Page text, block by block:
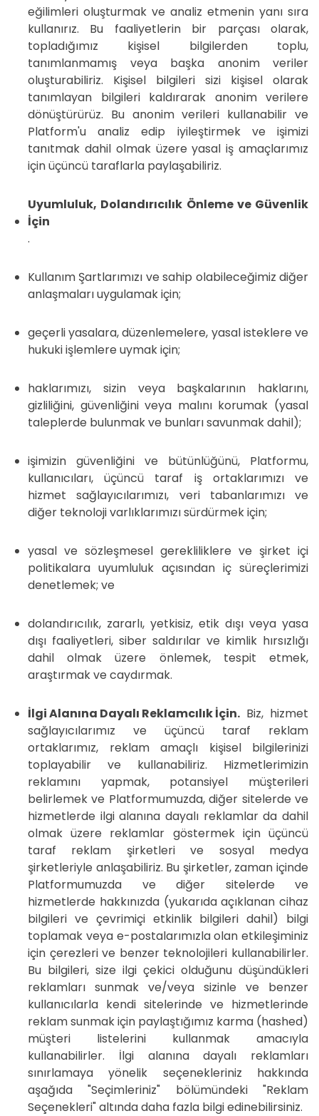
eğilimleri oluşturmak ve analiz etmenin yanı sıra
kullanırız. Bu faaliyetlerin bir parçası olarak,
topladığımız kişisel bilgilerden toplu,
tanımlanmamış veya başka anonim veriler
oluşturabiliriz. Kişisel bilgileri sizi kişisel olarak
tanımlayan bilgileri kaldırarak anonim verilere
dönüştürürüz. Bu anonim verileri kullanabilir ve
Platform'u analiz edip iyileştirmek ve işimizi
tanıtmak dahil olmak üzere yasal iş amaçlarımız
için üçüncü taraflarla paylaşabiliriz.
Uyumluluk, Dolandırıcılık Önleme ve Güvenlik
İçin
.
Kullanım Şartlarımızı ve sahip olabileceğimiz diğer
anlaşmaları uygulamak için;
geçerli yasalara, düzenlemelere, yasal isteklere ve
hukuki işlemlere uymak için;
haklarımızı, sizin veya başkalarının haklarını,
gizliliğini, güvenliğini veya malını korumak (yasal
taleplerde bulunmak ve bunları savunmak dahil);
işimizin güvenliğini ve bütünlüğünü, Platformu,
kullanıcıları, üçüncü taraf iş ortaklarımızı ve
hizmet sağlayıcılarımızı, veri tabanlarımızı ve
diğer teknoloji varlıklarımızı sürdürmek için;
yasal ve sözleşmesel gerekliliklere ve şirket içi
politikalara uyumluluk açısından iç süreçlerimizi
denetlemek; ve
dolandırıcılık, zararlı, yetkisiz, etik dışı veya yasa
dışı faaliyetleri, siber saldırılar ve kimlik hırsızlığı
dahil olmak üzere önlemek, tespit etmek,
araştırmak ve caydırmak.
İlgi Alanına Dayalı Reklamcılık İçin. Biz, hizmet
sağlayıcılarımız ve üçüncü taraf reklam
ortaklarımız, reklam amaçlı kişisel bilgilerinizi
toplayabilir ve kullanabiliriz. Hizmetlerimizin
reklamını yapmak, potansiyel müşterileri
belirlemek ve Platformumuzda, diğer sitelerde ve
hizmetlerde ilgi alanına dayalı reklamlar da dahil
olmak üzere reklamlar göstermek için üçüncü
taraf reklam şirketleri ve sosyal medya
şirketleriyle anlaşabiliriz. Bu şirketler, zaman içinde
Platformumuzda ve diğer sitelerde ve
hizmetlerde hakkınızda (yukarıda açıklanan cihaz
bilgileri ve çevrimiçi etkinlik bilgileri dahil) bilgi
toplamak veya e-postalarımızla olan etkileşiminiz
için çerezleri ve benzer teknolojileri kullanabilirler.
Bu bilgileri, size ilgi çekici olduğunu düşündükleri
reklamları sunmak ve/veya sizinle ve benzer
kullanıcılarla kendi sitelerinde ve hizmetlerinde
reklam sunmak için paylaştığımız karma (hashed)
müşteri listelerini kullanmak amacıyla
kullanabilirler. İlgi alanına dayalı reklamları
sınırlamaya yönelik seçenekleriniz hakkında
aşağıda "Seçimleriniz" bölümündeki "Reklam
Seçenekleri" altında daha fazla bilgi edinebilirsiniz.